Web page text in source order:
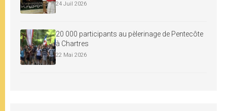
24 Juil 2026
20 000 participants au pèlerinage de Pentecôte
à Chartres
22 Mai 2026